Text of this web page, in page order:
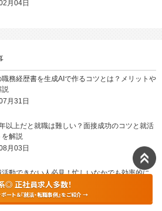
月04日
務経歴書を生成AIで作るコツとは？メリットや
説
月31日
以上だと就職は難しい？面接成功のコツと就活
解説
月03日
動できない人必見！忙しいなかでも効率的に
る方法を解説
月30日
◎ 正社員求人多数！
ート＆『就活・転職事例』をご紹介 →